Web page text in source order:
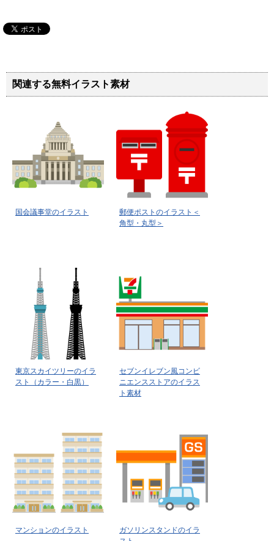
関連する無料イラスト素材
国会議事堂のイラスト
郵便ポストのイラスト＜
角型・丸型＞
東京スカイツリーのイラ
スト（カラー・白黒）
セブンイレブン風コンビ
ニエンスストアのイラス
ト素材
マンションのイラスト
ガソリンスタンドのイラ